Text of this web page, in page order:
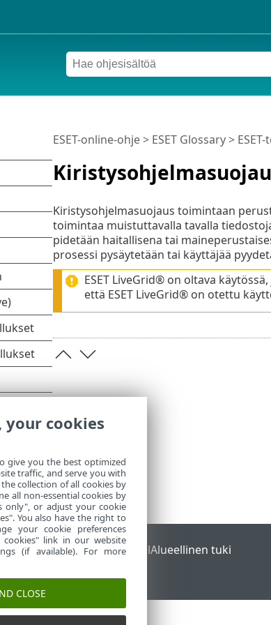
ESET-online-ohje> ESET Glossary>
Kiristysohjelmasuojaus toimintaan
toimintaa muistuttavalla tavalla
pidetään haitallisena tai
prosessi pysäytetään tai käyttäjää
ESET LiveGrid® on oltava
että ESET LiveGrid® on otettu
foorumiESET Status PortalAlueellinen tuki
oikeudet pidätetään.
your cookies
give you the best optimized
traffic, and serve you with
collection of all cookies by
all non-essential cookies by
only", or adjust your cookie
You also have the right to
your cookie preferences
link in our website
(if available). For more
CLOSE